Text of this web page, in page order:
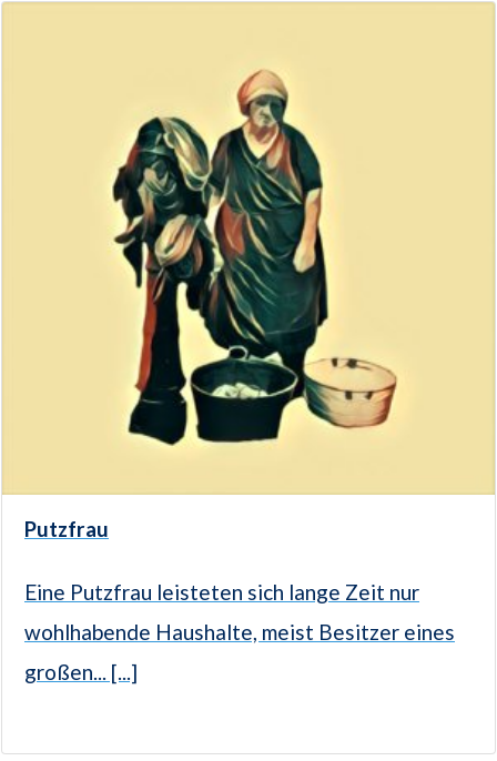
Putzfrau
Eine Putzfrau leisteten sich lange Zeit nur
wohlhabende Haushalte, meist Besitzer eines
großen... [...]